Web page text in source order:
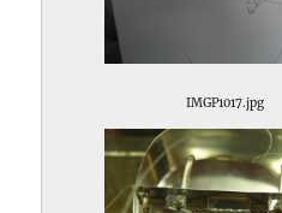
IMGP1017.jpg